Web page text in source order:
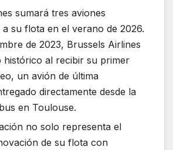
sumará tres aviones
a su flota en el verano de 2026.
de 2023, Brussels Airlines
histórico al recibir su primer
un avión de última
directamente desde la
en Toulouse.
no solo representa el
de su flota con